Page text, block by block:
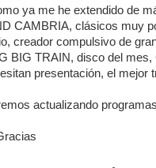
ya me he extendido de
CAMBRIA, clásicos muy
creador compulsivo de
BIG TRAIN, disco del
presentación, el mejor
actualizando